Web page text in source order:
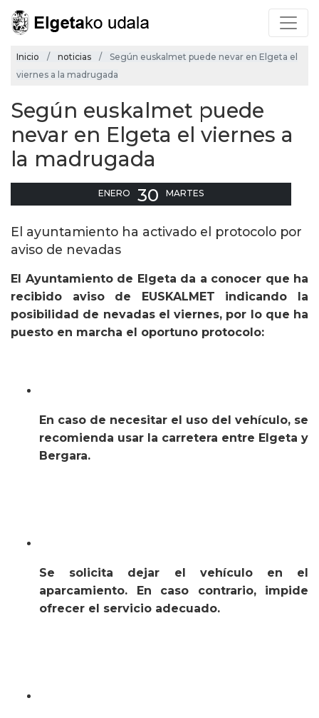
Inicio noticias
Según euskalmet puede nevar en Elgeta el
viernes a la madrugada
Según euskalmet puede
nevar en Elgeta el viernes a
la madrugada
ENERO 30 MARTES
El ayuntamiento ha activado el protocolo por
aviso de nevadas
El Ayuntamiento de Elgeta da a conocer que ha
recibido aviso de EUSKALMET indicando la
posibilidad de nevadas el viernes, por lo que ha
puesto en marcha el oportuno protocolo:
En caso de necesitar el uso del vehículo, se
recomienda usar la carretera entre Elgeta y
Bergara.
Se solicita dejar el vehículo en el
aparcamiento. En caso contrario, impide
ofrecer el servicio adecuado.